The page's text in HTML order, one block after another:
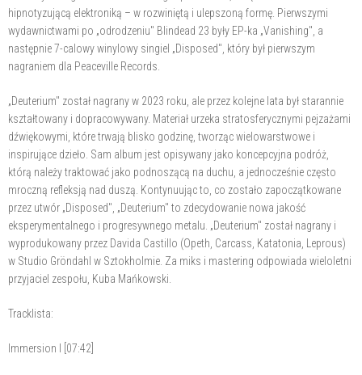
hipnotyzującą elektroniką – w rozwiniętą i ulepszoną formę. Pierwszymi
wydawnictwami po „odrodzeniu" Blindead 23 były EP-ka „Vanishing", a
następnie 7-calowy winylowy singiel „Disposed", który był pierwszym
nagraniem dla Peaceville Records.
„Deuterium" został nagrany w 2023 roku, ale przez kolejne lata był starannie
kształtowany i dopracowywany. Materiał urzeka stratosferycznymi pejzażami
dźwiękowymi, które trwają blisko godzinę, tworząc wielowarstwowe i
inspirujące dzieło. Sam album jest opisywany jako koncepcyjna podróż,
którą należy traktować jako podnoszącą na duchu, a jednocześnie często
mroczną refleksją nad duszą. Kontynuując to, co zostało zapoczątkowane
przez utwór „Disposed", „Deuterium" to zdecydowanie nowa jakość
eksperymentalnego i progresywnego metalu. „Deuterium" został nagrany i
wyprodukowany przez Davida Castillo (Opeth, Carcass, Katatonia, Leprous)
w Studio Gröndahl w Sztokholmie. Za miks i mastering odpowiada wieloletni
przyjaciel zespołu, Kuba Mańkowski.
Tracklista:
Immersion I [07:42]